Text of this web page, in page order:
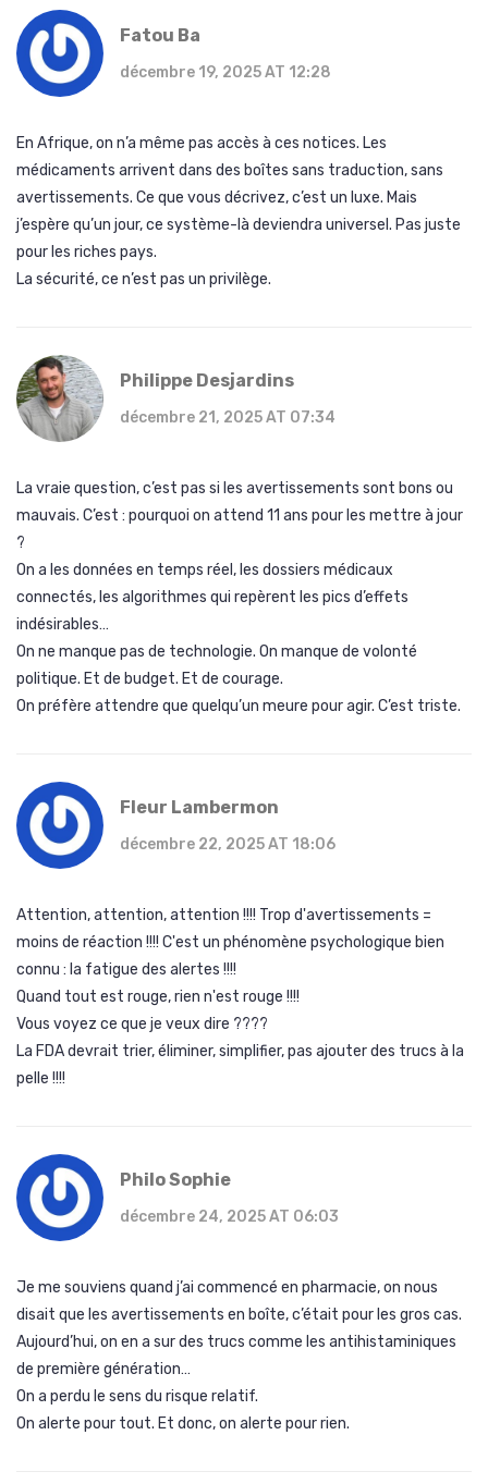
Fatou Ba
décembre 19, 2025 AT 12:28
En Afrique, on n’a même pas accès à ces notices. Les
médicaments arrivent dans des boîtes sans traduction, sans
avertissements. Ce que vous décrivez, c’est un luxe. Mais
j’espère qu’un jour, ce système-là deviendra universel. Pas juste
pour les riches pays.
La sécurité, ce n’est pas un privilège.
Philippe Desjardins
décembre 21, 2025 AT 07:34
La vraie question, c’est pas si les avertissements sont bons ou
mauvais. C’est : pourquoi on attend 11 ans pour les mettre à jour
?
On a les données en temps réel, les dossiers médicaux
connectés, les algorithmes qui repèrent les pics d’effets
indésirables…
On ne manque pas de technologie. On manque de volonté
politique. Et de budget. Et de courage.
On préfère attendre que quelqu’un meure pour agir. C’est triste.
Fleur Lambermon
décembre 22, 2025 AT 18:06
Attention, attention, attention !!!! Trop d'avertissements =
moins de réaction !!!! C'est un phénomène psychologique bien
connu : la fatigue des alertes !!!!
Quand tout est rouge, rien n'est rouge !!!!
Vous voyez ce que je veux dire ????
La FDA devrait trier, éliminer, simplifier, pas ajouter des trucs à la
pelle !!!!
Philo Sophie
décembre 24, 2025 AT 06:03
Je me souviens quand j’ai commencé en pharmacie, on nous
disait que les avertissements en boîte, c’était pour les gros cas.
Aujourd’hui, on en a sur des trucs comme les antihistaminiques
de première génération…
On a perdu le sens du risque relatif.
On alerte pour tout. Et donc, on alerte pour rien.